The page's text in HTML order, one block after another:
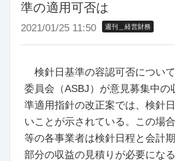
準の適用可否は
2021/01/25 11:50 週刊＿経営財務
検針日基準の容認可否につい
委員会（ASBJ）が意見募集中の
準適用指針の改正案では、検針
いことが示されている。この場
等の各事業者は検針日程と会計
部分の収益の見積りが必要にな